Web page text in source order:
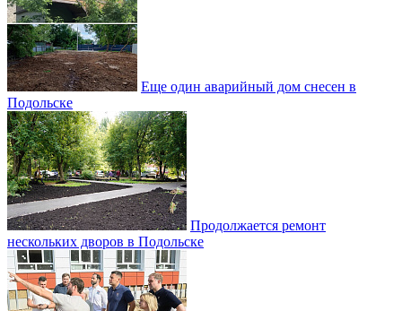
Еще один аварийный дом снесен в
Подольске
Продолжается ремонт
нескольких дворов в Подольске